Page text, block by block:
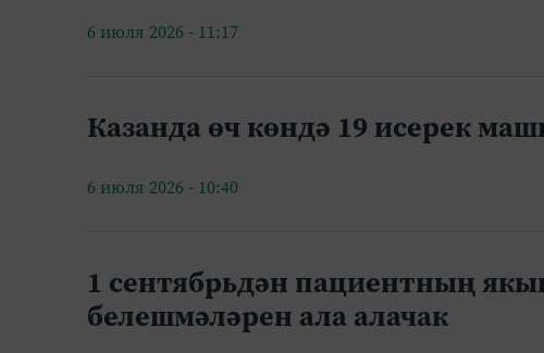
6 июля 2026 - 11:17
Казанда өч көндә 19 исерек
6 июля 2026 - 10:40
1 сентябрьдән пациентның
белешмәләрен ала алачак